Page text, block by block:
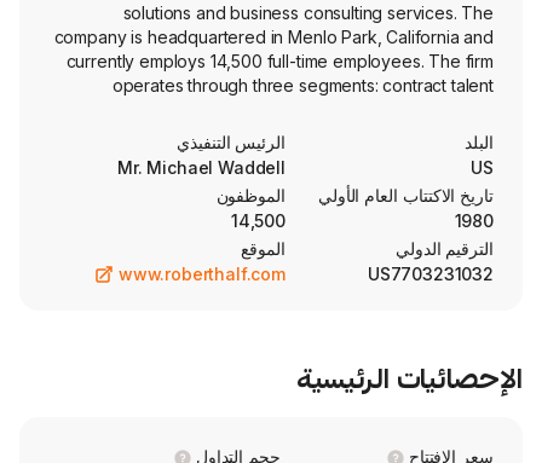
solutions and business consulting
company is headquartered in Menlo Park,
currently employs 14,500 full-time employees.
operates through three segments:
Protiviti. The contract talent solutions
placement talent solutions
engagement professionals and full-
respectively, for finance and
marketing and creative, legal, and
customer support roles. The Protiviti
internal audit, risk, business, and
Robert Half Technology, Robert Half
Resources, Robert Half Legal, and The
Europe, Asia,
Mr. Michael Waddell
الأولي
الموظفون
الموقع
www.roberthalf.com
حجم التداول